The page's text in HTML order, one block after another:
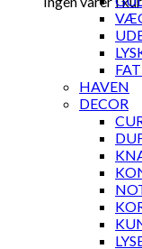
HAVEN
DECOR